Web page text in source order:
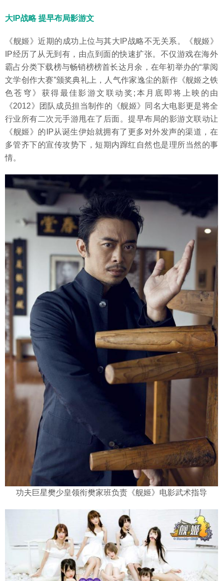
大IP战略 提早布局影游文
《舰姬》近期的成功上位与其大IP战略不无关系。《舰姬》
IP经历了从无到有，由点到面的快速扩张。不仅游戏在海外
霸占分类下载榜与畅销榜榜首长达月余，在年初举办的“掌阅
文学创作大赛”颁奖典礼上，人气作家逸尘的新作《舰姬之铁
色苍穹》获得最佳影游文联动奖;本月底即将上映的由
《2012》团队成员担当制作的《舰姬》同名大电影更是将全
行业所有二次元手游甩在了后面。提早布局的影游文联动让
《舰姬》的IP从诞生伊始就拥有了更多对外发声的渠道，在
多管齐下的宣传攻势下，短期内蹿红自然也是理所当然的事
情。
功夫巨星樊少皇领衔樊家班负责《舰姬》电影武术指导